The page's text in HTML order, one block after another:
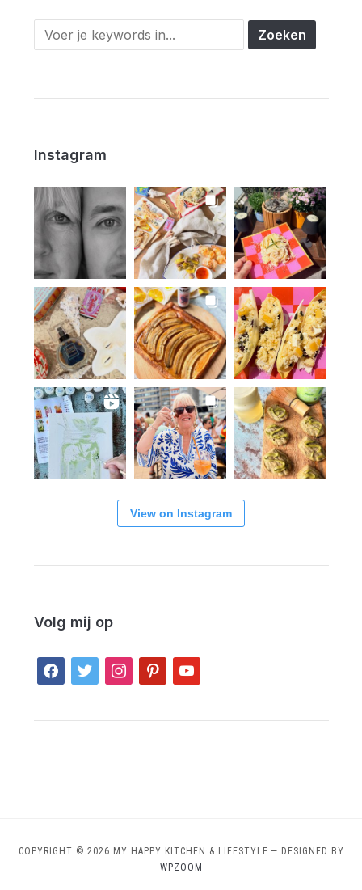
Instagram
View on Instagram
Volg mij op
facebook
twitter instagrampinterestyoutube
COPYRIGHT © 2026 MY HAPPY KITCHEN & LIFESTYLE — DESIGNED BY
WPZOOM